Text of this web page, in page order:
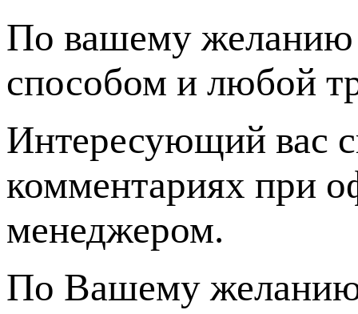
По вашему желанию
способом и любой
Интересующий вас
комментариях при
менеджером.
По Вашему желанию